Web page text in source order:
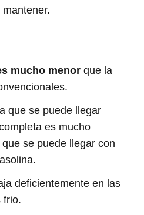
mucho menor que la
que se puede llegar
es mucho
se puede llegar con
deficientemente en las
frio.